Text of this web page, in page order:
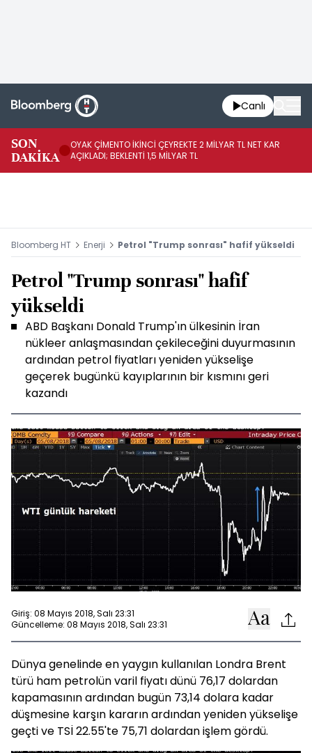
Canlı
SON
DAKİKA
OYAK ÇİMENTO İKİNCİ ÇEYREKTE 2 MİLYAR TL NET KAR
AÇIKLADI; BEKLENTİ 1,5 MİLYAR TL
Bloomberg HT Enerji Petrol "Trump sonrası" hafif yükseldi
Petrol "Trump sonrası" hafif
yükseldi
ABD Başkanı Donald Trump'ın ülkesinin İran
nükleer anlaşmasından çekileceğini duyurmasının
ardından petrol fiyatları yeniden yükselişe
geçerek bugünkü kayıplarının bir kısmını geri
kazandı
Giriş: 08 Mayıs 2018, Salı 23:31
Güncelleme: 08 Mayıs 2018, Salı 23:31
Dünya genelinde en yaygın kullanılan Londra Brent
türü ham petrolün varil fiyatı dünü 76,17 dolardan
kapamasının ardından bugün 73,14 dolara kadar
düşmesine karşın kararın ardından yeniden yükselişe
geçti ve TSİ 22.55'te 75,71 dolardan işlem gördü.